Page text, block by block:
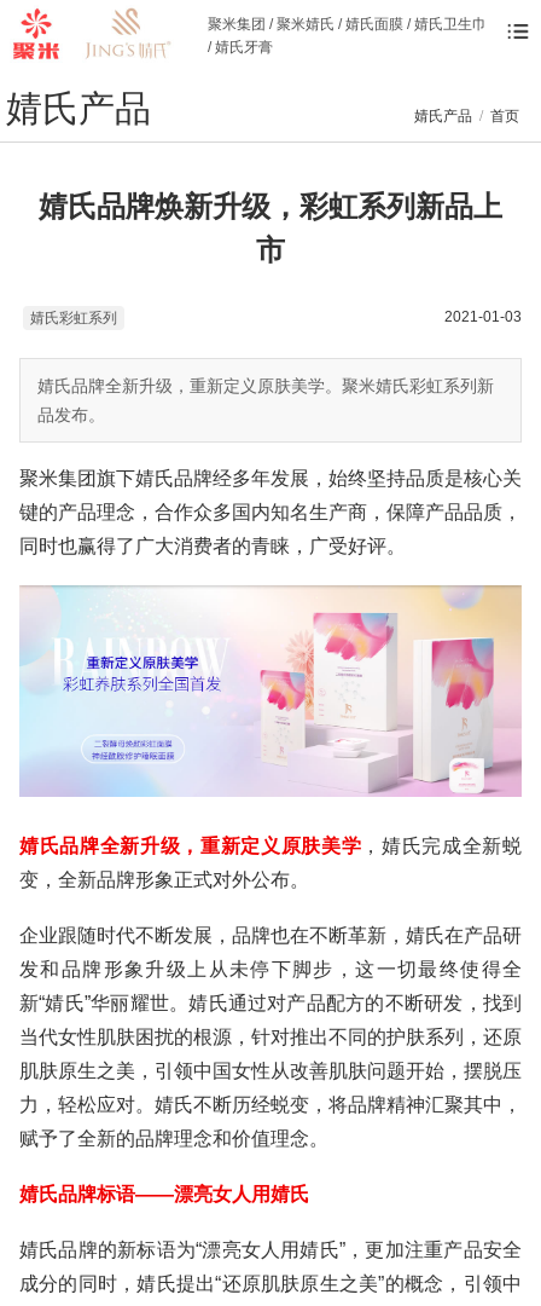
聚米集团 / 聚米婧氏 / 婧氏面膜 / 婧氏卫生巾
/ 婧氏牙膏
婧氏产品 / 首页
婧氏产品
婧氏品牌焕新升级，彩虹系列新品上
市
婧氏彩虹系列 2021-01-03
婧氏品牌全新升级，重新定义原肤美学。聚米婧氏彩虹系列新
品发布。
聚米集团旗下婧氏品牌经多年发展，始终坚持品质是核心关
键的产品理念，合作众多国内知名生产商，保障产品品质，
同时也赢得了广大消费者的青睐，广受好评。
婧氏品牌全新升级，重新定义原肤美学 ，婧氏完成全新蜕
变，全新品牌形象正式对外公布。
企业跟随时代不断发展，品牌也在不断革新，婧氏在产品研
发和品牌形象升级上从未停下脚步，这一切最终使得全
新“婧氏”华丽耀世。婧氏通过对产品配方的不断研发，找到
当代女性肌肤困扰的根源，针对推出不同的护肤系列，还原
肌肤原生之美，引领中国女性从改善肌肤问题开始，摆脱压
力，轻松应对。婧氏不断历经蜕变，将品牌精神汇聚其中，
赋予了全新的品牌理念和价值理念。
婧氏品牌标语——漂亮女人用婧氏
婧氏品牌的新标语为“漂亮女人用婧氏”，更加注重产品安全
成分的同时，婧氏提出“还原肌肤原生之美”的概念，引领中